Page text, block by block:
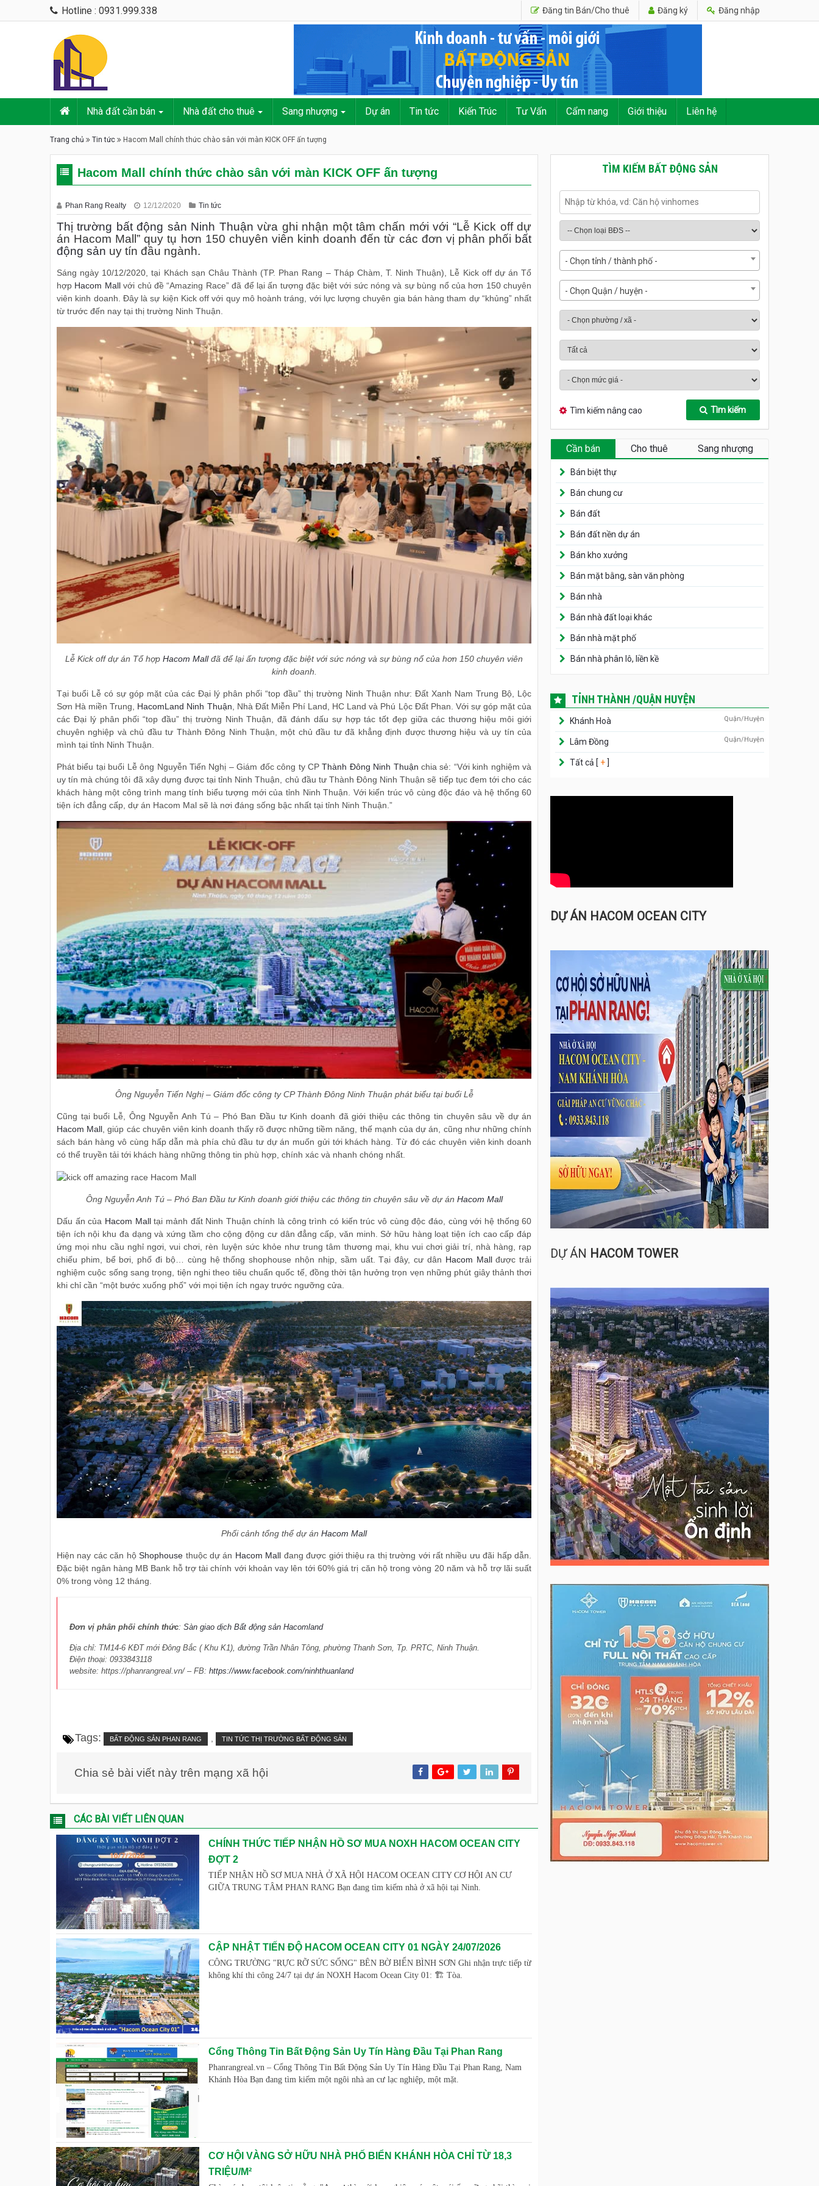
Hotline : 0931.999.338 Đăng tin Bán/Cho thuê Đăng ký Đăng nhập
Nhà đất cần bán Nhà đất cho thuê Sang nhượng Dự án Tin tức Kiến Trúc Tư Vấn Cẩm nang Giới thiệu Liên hệ
Trang chủ Tin tức Hacom Mall chính thức chào sân với màn KICK OFF ấn tượng
Hacom Mall chính thức chào sân với màn KICK OFF ấn tượng
Phan Rang Realty 12/12/2020 Tin tức
Thị trường bất động sản Ninh Thuận vừa ghi nhận một tâm chấn mới với “Lễ Kick off dự
án Hacom Mall” quy tụ hơn 150 chuyên viên kinh doanh đến từ các đơn vị phân phối bất
động sản uy tín đầu ngành.
Sáng ngày 10/12/2020, tại Khách sạn Châu Thành (TP. Phan Rang – Tháp Chàm, T. Ninh Thuận), Lễ Kick off dự án Tổ
hợp Hacom Mallvới chủ đề “Amazing Race” đã để lại ấn tượng đặc biệt với sức nóng và sự bùng nổ của hơn 150 chuyên
viên kinh doanh. Đây là sự kiện Kick off với quy mô hoành tráng, với lực lượng chuyên gia bán hàng tham dự “khủng” nhất
từ trước đến nay tại thị trường Ninh Thuận.
Lễ Kick off dự án Tổ hợpHacom Mallđã để lại ấn tượng đặc biệt với sức nóng và sự bùng nổ của hơn 150 chuyên viên
kinh doanh.
Tại buổi Lễ có sự góp mặt của các Đại lý phân phối “top đầu” thị trường Ninh Thuận như: Đất Xanh Nam Trung Bộ, Lộc
Sơn Hà miền Trung, HacomLand Ninh Thuận , Nhà Đất Miễn Phí Land, HC Land và Phú Lộc Đất Phan. Với sự góp mặt của
các Đại lý phân phối “top đầu” thị trường Ninh Thuận, đã đánh dấu sự hợp tác tốt đẹp giữa các thương hiệu môi giới
chuyên nghiệp và chủ đầu tư Thành Đông Ninh Thuận, một chủ đầu tư đã khẳng định được thương hiệu và uy tín của
mình tại tỉnh Ninh Thuận.
Phát biểu tại buổi Lễ ông Nguyễn Tiến Nghị – Giám đốc công ty CPThành Đông Ninh Thuận chia sẻ: “Với kinh nghiệm và
uy tín mà chúng tôi đã xây dựng được tại tỉnh Ninh Thuận, chủ đầu tư Thành Đông Ninh Thuận sẽ tiếp tục đem tới cho các
khách hàng một công trình mang tính biểu tượng mới của tỉnh Ninh Thuận. Với kiến trúc vô cùng độc đáo và hệ thống 60
tiện ích đẳng cấp, dự án Hacom Mal sẽ là nơi đáng sống bậc nhất tại tỉnh Ninh Thuận.”
Ông Nguyễn Tiến Nghị – Giám đốc công ty CP Thành Đông Ninh Thuận phát biểu tại buổi Lễ
Cũng tại buổi Lễ, Ông Nguyễn Anh Tú – Phó Ban Đầu tư Kinh doanh đã giới thiệu các thông tin chuyên sâu về dự án
Hacom Mall , giúp các chuyên viên kinh doanh thấy rõ được những tiềm năng, thế mạnh của dự án, cũng như những chính
sách bán hàng vô cùng hấp dẫn mà phía chủ đầu tư dự án muốn gửi tới khách hàng. Từ đó các chuyên viên kinh doanh
có thể truyền tải tới khách hàng những thông tin phù hợp, chính xác và nhanh chóng nhất.
Ông Nguyễn Anh Tú – Phó Ban Đầu tư Kinh doanh giới thiệu các thông tin chuyên sâu về dự án Hacom Mall
Dấu ấn của Hacom Malltại mảnh đất Ninh Thuận chính là công trình có kiến trúc vô cùng độc đáo, cùng với hệ thống 60
tiện ích nội khu đa dạng và xứng tầm cho cộng động cư dân đẳng cấp, văn minh. Sở hữu hàng loạt tiện ích cao cấp đáp
ứng mọi nhu cầu nghỉ ngơi, vui chơi, rèn luyện sức khỏe như trung tâm thương mại, khu vui chơi giải trí, nhà hàng, rạp
chiếu phim, bể bơi, phố đi bộ… cùng hệ thống shophouse nhộn nhịp, sầm uất. Tại đây, cư dân Hacom Mallđược trải
nghiệm cuộc sống sang trọng, tiện nghi theo tiêu chuẩn quốc tế, đồng thời tận hưởng trọn vẹn những phút giây thảnh thơi
khi chỉ cần “một bước xuống phố” với mọi tiện ích ngay trước ngưỡng cửa.
Phối cảnh tổng thể dự ánHacom Mall
Hiện nay các căn hộShophouse thuộc dự án Hacom Mall đang được giới thiệu ra thị trường với rất nhiều ưu đãi hấp dẫn.
Đặc biệt ngân hàng MB Bank hỗ trợ tài chính với khoản vay lên tới 60% giá trị căn hộ trong vòng 20 năm và hỗ trợ lãi suất
0% trong vòng 12 tháng.
Đơn vị phân phối chính thức: Sàn giao dịch Bất động sản Hacomland
Địa chỉ: TM14-6 KĐT mới Đông Bắc ( Khu K1), đường Trần Nhân Tông, phường Thanh Sơn, Tp. PRTC, Ninh Thuận.
Điện thoại: 0933843118
website: https://phanrangreal.vn/ – FB: https://www.facebook.com/ninhthuanland
Tags: BẤT ĐỘNG SẢN PHAN RANG TIN TỨC THỊ TRƯỜNG BẤT ĐỘNG SẢN
Chia sẻ bài viết này trên mạng xã hội
CÁC BÀI VIẾT LIÊN QUAN
CHÍNH THỨC TIẾP NHẬN HỒ SƠ MUA NOXH HACOM OCEAN CITY
ĐỢT 2
TIẾP NHẬN HỒ SƠ MUA NHÀ Ở XÃ HỘI HACOM OCEAN CITY CƠ HỘI AN CƯ
GIỮA TRUNG TÂM PHAN RANG Bạn đang tìm kiếm nhà ở xã hội tại Ninh.
CẬP NHẬT TIẾN ĐỘ HACOM OCEAN CITY 01 NGÀY 24/07/2026
CÔNG TRƯỜNG "RỰC RỠ SỨC SỐNG" BÊN BỜ BIỂN BÌNH SƠN Ghi nhận trực tiếp từ
không khí thi công 24/7 tại dự án NOXH Hacom Ocean City 01: 🏗️ Tòa.
Cổng Thông Tin Bất Động Sản Uy Tín Hàng Đầu Tại Phan Rang
Phanrangreal.vn – Cổng Thông Tin Bất Động Sản Uy Tín Hàng Đầu Tại Phan Rang, Nam
Khánh Hòa Bạn đang tìm kiếm một ngôi nhà an cư lạc nghiệp, một mặt.
CƠ HỘI VÀNG SỞ HỮU NHÀ PHỐ BIỂN KHÁNH HÒA CHỈ TỪ 18,3
TRIỆU/M²
TÌM KIẾM BẤT ĐỘNG SẢN
- Chọn tỉnh / thành phố -
- Chọn Quận / huyện -
Tìm kiếm nâng cao Tìm kiếm
Cần bán Cho thuê Sang nhượng
Bán biệt thự
Bán chung cư
Bán đất
Bán đất nền dự án
Bán kho xưởng
Bán mặt bằng, sàn văn phòng
Bán nhà
Bán nhà đất loại khác
Bán nhà mặt phố
Bán nhà phân lô, liền kề
TỈNH THÀNH /QUẬN HUYỆN
Khánh Hoà Quận/Huyện
Lâm Đồng Quận/Huyện
Tất cả [ + ]
DỰ ÁN HACOM OCEAN CITY
DỰ ÁN HACOM TOWER